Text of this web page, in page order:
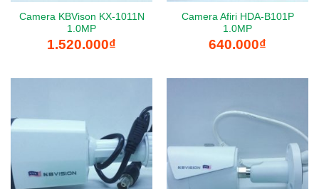
Camera KBVison KX-1011N
1.0MP
1.520.000₫
Camera Afiri HDA-B101P
1.0MP
640.000₫